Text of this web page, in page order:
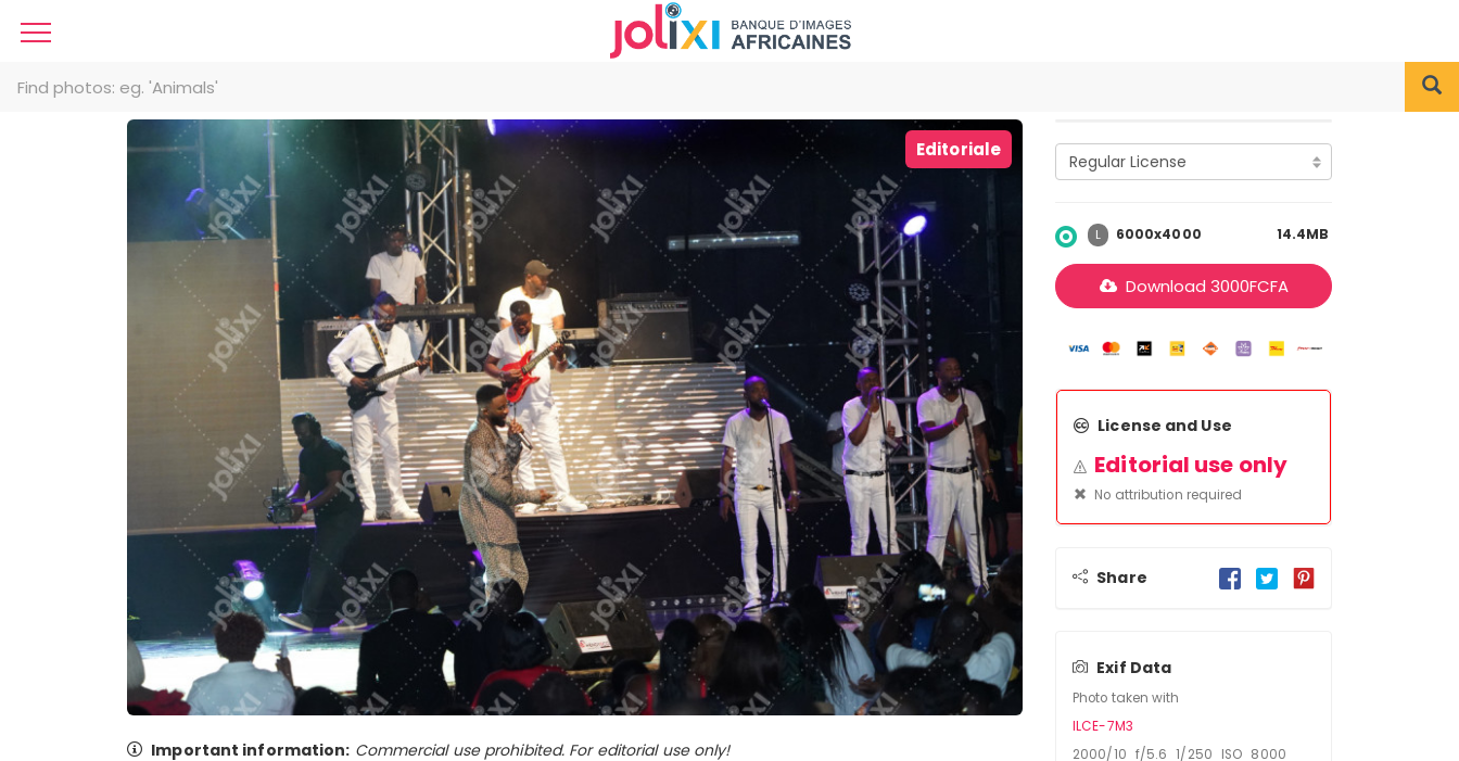
Editoriale
Important information: Commercial use prohibited. For editorial use only!
L 6000x4000 14.4MB
Download 3000FCFA
License and Use
Editorial use only
No attribution required
Share
Exif Data
Photo taken with
ILCE-7M3
2000/10 f/5.6 1/250 ISO 8000